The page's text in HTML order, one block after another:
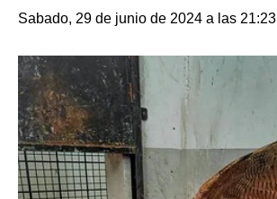
Sabado, 29 de junio de 2024 a las 21:23